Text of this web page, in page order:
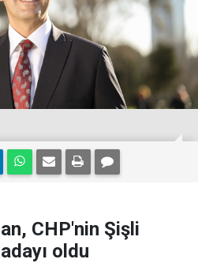
CHP'nin Şişli
oldu